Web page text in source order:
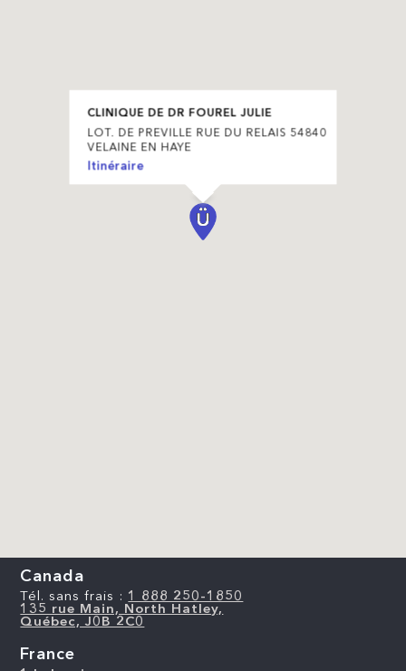
CLINIQUE DE DR FOUREL JULIE
LOT. DE PREVILLE RUE DU RELAIS 54840
VELAINE EN HAYE
Itinéraire
Canada
Tél. sans frais : 1 888 250-1850
135 rue Main, North Hatley,
Québec, J0B 2C0
France